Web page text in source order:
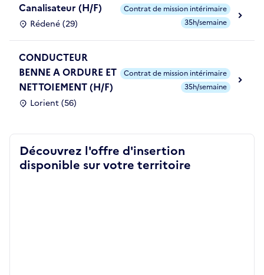
Canalisateur (H/F)
Rédené (29)
Contrat de mission intérimaire
35h/semaine
CONDUCTEUR
BENNE A ORDURE ET
NETTOIEMENT (H/F)
Lorient (56)
Contrat de mission intérimaire
35h/semaine
Découvrez l'offre d'insertion
disponible sur votre territoire